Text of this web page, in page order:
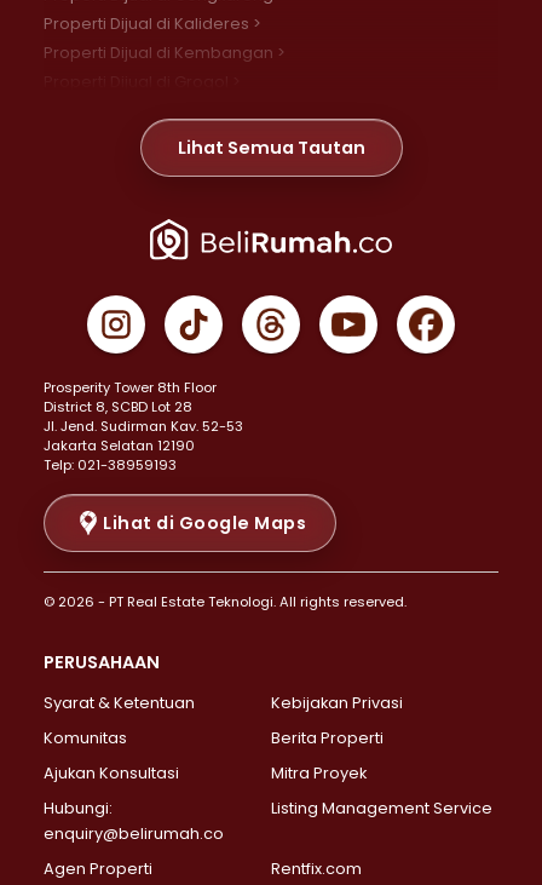
Properti Dijual di Kalideres >
Properti Dijual di Kembangan >
Properti Dijual di Meruya >
Properti Dijual di Jelambar >
Properti Dijual di Jakarta Pusat >
Properti Dijual di Gambir >
Properti Dijual di Johar Baru >
Properti Dijual di Menteng >
Properti Dijual di Senen >
Properti Dijual di Tanah Abang >
Properti Dijual di Cikini >
Properti Dijual di Kramat >
Properti Dijual di Pasar Baru >
Properti Dijual di Bendungan Hilir >
Properti Dijual di Jakarta Selatan >
Properti Dijual di Lebak Bulus >
Properti Dijual di Gandaria Selatan >
Properti Dijual di Pondok Labu >
Properti Dijual di Lenteng Agung >
Properti Dijual di Senayan >
Properti Dijual di Pondok Pinang >
Lihat Semua Tautan
Prosperity Tower 8th Floor
District 8, SCBD Lot 28
JI. Jend. Sudirman Kav. 52-53
Jakarta Selatan 12190
Telp: 021-38959193
Lihat di Google Maps
© 2026 - PT Real Estate Teknologi. All rights reserved.
PERUSAHAAN
Syarat & Ketentuan
Kebijakan Privasi
Komunitas
Berita Properti
Ajukan Konsultasi
Mitra Proyek
Hubungi:
enquiry@belirumah.co
Listing Management Service
Agen Properti Rentfix.com